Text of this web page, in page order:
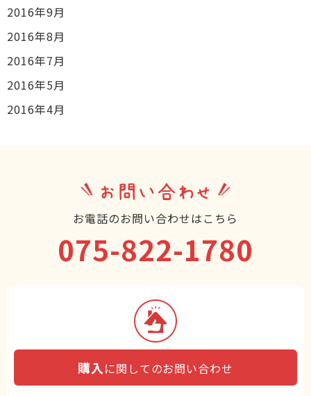
2016年9月
2016年8月
2016年7月
2016年5月
2016年4月
お問い合わせ
お電話のお問い合わせはこちら
075-822-1780
購入 に関してのお問い合わせ